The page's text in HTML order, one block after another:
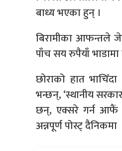
बाध्य भएका हुन् ।
बिरामीका आफन्तले
पाँच सय रुपैयाँ
छोराको हात
भन्छन्, ‘स्थानीय
छन्, एक्सरे गर्न आफैं
अन्नपूर्ण पोस्ट्